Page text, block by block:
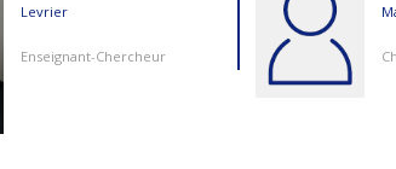
Levrier
Enseignant-Chercheur